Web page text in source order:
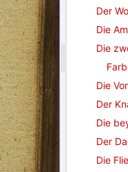
Der
Die
Die
Die
Der
Die
Der
Die